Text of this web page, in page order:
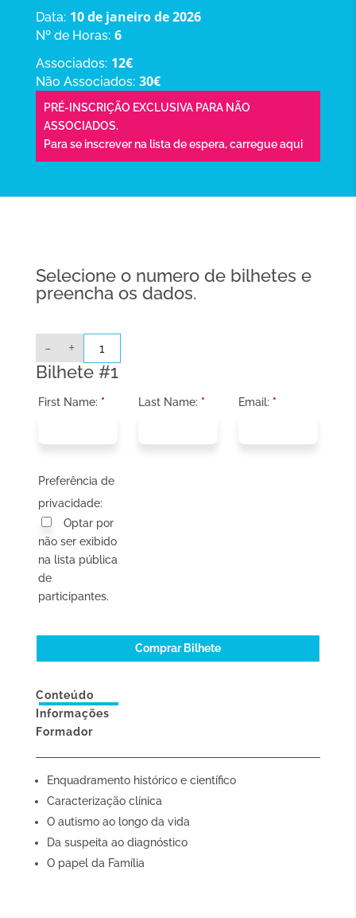
Data: 10 de janeiro de 2026
Nº de Horas: 6
Associados: 12€
Não Associados: 30€
PRÉ-INSCRIÇÃO EXCLUSIVA PARA NÃO
ASSOCIADOS.
Para se inscrever na lista de espera,carregue aqui
Selecione o numero de bilhetes e
preencha os dados.
-
ONLINE:
ON95
Compreender
o
não
+
Bilhete #1
First Name: * Last Name: * Email: *
Preferência de
privacidade:
Optar por
não ser exibido
na lista pública
de
participantes.
Comprar Bilhete
Conteúdo
Informações
Formador
Enquadramento histórico e científico
Caracterização clínica
O autismo ao longo da vida
Da suspeita ao diagnóstico
O papel da Família